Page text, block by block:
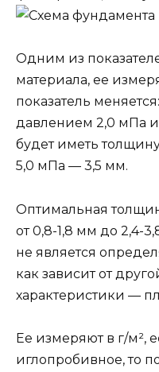
Одним из
материала, ее
показатель
давлением 2,0 мПа
будет иметь
5,0 мПа — 3,5 мм.
Оптимальная
от 0,8-1,8 мм до 2,4-
не является
как зависит от
характеристики —
Ее измеряют в г/м²,
иглопробивное, то